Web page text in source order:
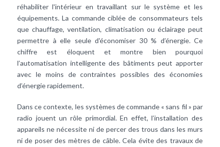
réhabiliter l'intérieur en travaillant sur le système et les
équipements. La commande ciblée de consommateurs tels
quechauffage,ventilation, climatisation ou éclairage peut
permettre à elle seule d'économiser 30 % d’énergie. Ce
chiffre est éloquent et montre bien pourquoi
l’automatisation intelligente des bâtiments peut apporter
avec le moins de contraintes possibles des économies
d’énergie rapidement.
Dans ce contexte, les systèmes de commande « sans fil » par
radio jouent un rôle primordial. En effet, l’installation des
appareils ne nécessite ni de percer des trous dans les murs
ni de poser des mètres de câble. Cela évite des travaux de